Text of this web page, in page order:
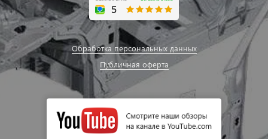
Обработка персональных данных
Публичная оферта